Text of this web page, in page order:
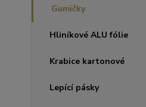
Gumičky
Hliníkové ALU fólie
Krabice kartonové
Lepící pásky